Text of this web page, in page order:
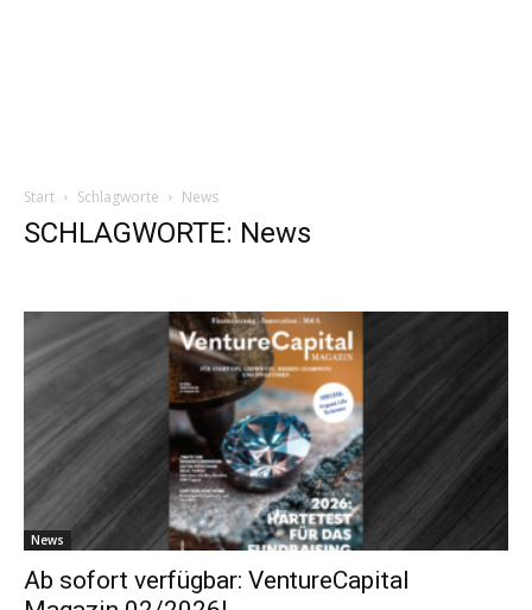
Start Schlagworte News
SCHLAGWORTE: News
News
Ab sofort verfügbar: VentureCapital